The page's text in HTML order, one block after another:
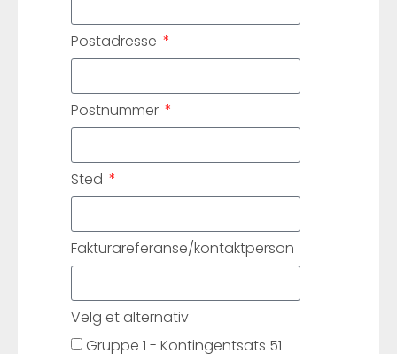
Postadresse
Postnummer
Sted
Fakturareferanse/kontaktperson
Velg et alternativ
Gruppe 1 - Kontingentsats 51